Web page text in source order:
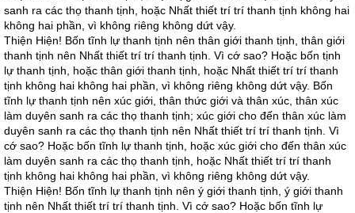
sanh ra các thọ thanh tịnh, hoặc Nhất thiết trí trí thanh tịnh không hai
không hai phần, vì không riêng không dứt vậy.
Thiện Hiện! Bốn tĩnh lự thanh tịnh nên thân giới thanh tịnh, thân giới
thanh tịnh nên Nhất thiết trí trí thanh tịnh. Vì cớ sao? Hoặc bốn tịnh
lự thanh tịnh, hoặc thân giới thanh tịnh, hoặc Nhất thiết trí trí thanh
tịnh không hai không hai phần, vì không riêng không dứt vậy. Bốn
tĩnh lự thanh tịnh nên xúc giới, thân thức giới và thân xúc, thân xúc
làm duyên sanh ra các thọ thanh tịnh; xúc giới cho đến thân xúc làm
duyên sanh ra các thọ thanh tịnh nên Nhất thiết trí trí thanh tịnh. Vì
cớ sao? Hoặc bốn tĩnh lự thanh tịnh, hoặc xúc giới cho đến thân xúc
làm duyên sanh ra các thọ thanh tịnh, hoặc Nhất thiết trí trí thanh
tịnh không hai không hai phần, vì không riêng không dứt vậy.
Thiện Hiện! Bốn tĩnh lự thanh tịnh nên ý giới thanh tịnh, ý giới thanh
tịnh nên Nhất thiết trí trí thanh tịnh. Vì cớ sao? Hoặc bốn tĩnh lự